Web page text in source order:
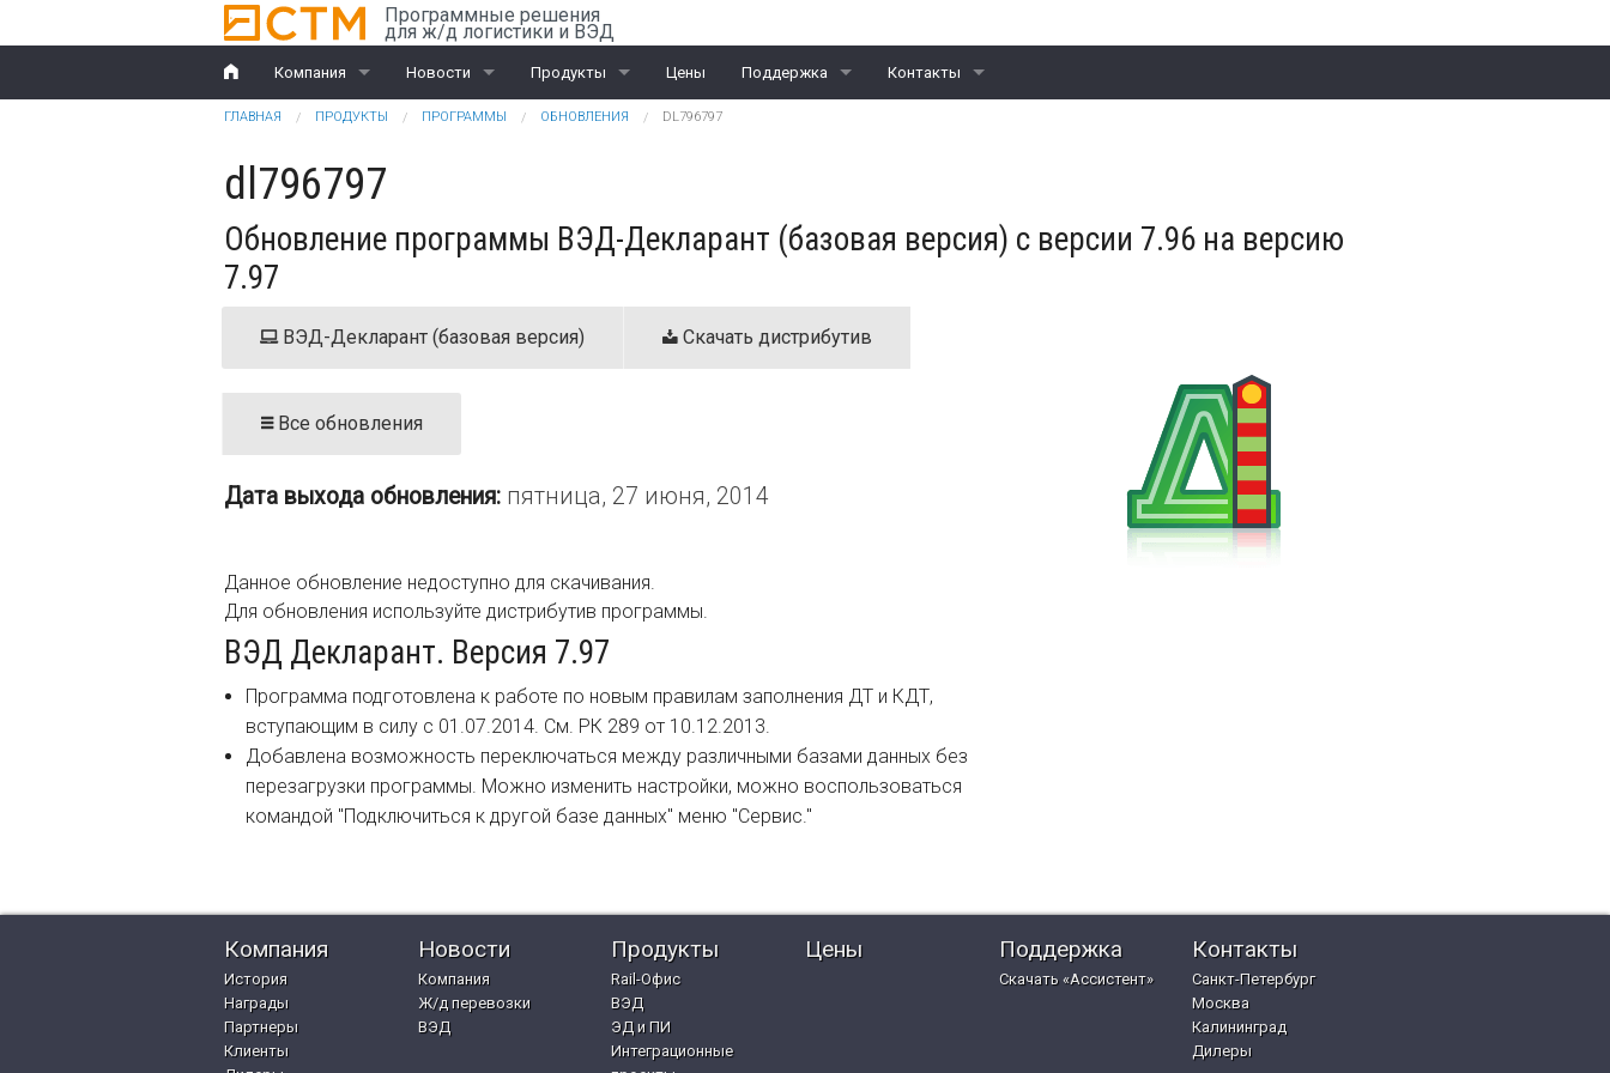
Перейти к основному содержанию Программные решения
для ж/д логистики и ВЭД
Компания
История
Награды
Партнеры
Дилеры
Обучение
Новости
Компания
ВЭД
Продукты
Rail-Офис
ЭД и ПИ
Цены Поддержка Контакты
Калининград
Вы здесь
ГЛАВНАЯ ПРОДУКТЫ ПРОГРАММЫ ОБНОВЛЕНИЯ DL796797
dl796797
Обновление программы ВЭД-Декларант (базовая версия) с версии 7.96 на версию
7.97
ВЭД-Декларант (базовая версия) Скачать дистрибутив
Все обновления
Дата выхода обновления: пятница, 27 июня, 2014
Данное обновление недоступно для скачивания.
Для обновления используйте дистрибутив программы.
ВЭД Декларант. Версия 7.97
Программа подготовлена к работе по новым правилам заполнения ДТ и КДТ,
вступающим в силу с 01.07.2014. См. РК 289 от 10.12.2013.
Добавлена возможность переключаться между различными базами данных без
перезагрузки программы. Можно изменить настройки, можно воспользоваться
командой "Подключиться к другой базе данных" меню "Сервис."
Компания
История
Награды
Партнеры
Клиенты
Новости
Компания
Ж/д перевозки
ВЭД
Продукты
Rail-Офис
ВЭД
ЭД и ПИ
Интеграционные
Цены Поддержка
Скачать «Ассистент»
Контакты
Санкт-Петербург
Москва
Калининград
Дилеры